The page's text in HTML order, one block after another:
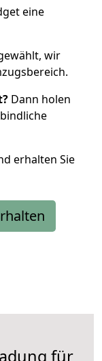
eine
wir
Dann holen
erhalten Sie
für